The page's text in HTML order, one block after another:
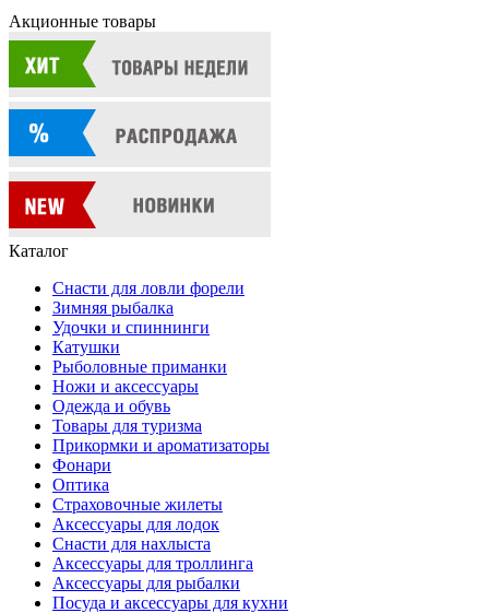
Акционные товары
Каталог
Снасти для ловли форели
Зимняя рыбалка
Удочки и спиннинги
Катушки
Рыболовные приманки
Ножи и аксессуары
Одежда и обувь
Товары для туризма
Прикормки и ароматизаторы
Фонари
Оптика
Страховочные жилеты
Аксессуары для лодок
Снасти для нахлыста
Аксессуары для троллинга
Аксессуары для рыбалки
Посуда и аксессуары для кухни